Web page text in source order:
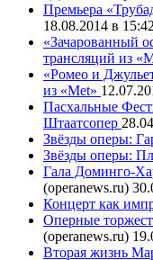
Премьера
18.08.2014 в 15:42
«Зачарованный
трансляций из
«Ромео и
из «Met»
Пасхальные
Штаатсопер
Звёзды оперы:
Звёзды оперы:
Гала Доминго-
(operanews.ru)
Концерт как
Оперные
(operanews.ru)
Вторая жизнь